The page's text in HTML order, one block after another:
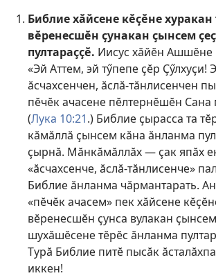
Библие хӑйсене кӗҫӗне хуракан
вӗренесшӗн ҫунакан ҫынсем
пултараҫҫӗ. Иисус хӑйӗн Ашшӗне
«Эй Аттем, эй тӳпепе ҫӗр Ҫӳлхуҫи!
ӑсчахсенчен, ӑслӑ-тӑнлисенчен
пӗчӗк ачасене пӗлтернӗшӗн Сана
(Лука 10:21.) Библие ҫырасса та
кӑмӑллӑ ҫынсем кӑна ӑнланма
ҫырнӑ. Мӑнкӑмӑллӑх — ҫак япӑх
«ӑсчахсенче, ӑслӑ-тӑнлисенче»
Библие ӑнланма чӑрмантарать.
«пӗчӗк ачасем» пек хӑйсене
вӗренесшӗн ҫунса вулакан
шухӑшӗсене тӗрӗс ӑнланма
Турӑ Библие питӗ пысӑк
иккен!